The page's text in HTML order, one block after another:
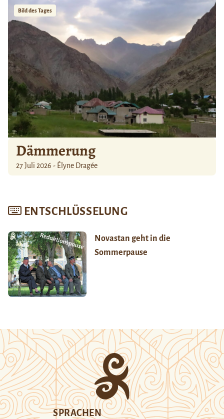
Bild des Tages
Dämmerung
27 Juli 2026 - Élyne Dragée
ENTSCHLÜSSELUNG
Novastan geht in die
Sommerpause
SPRACHEN